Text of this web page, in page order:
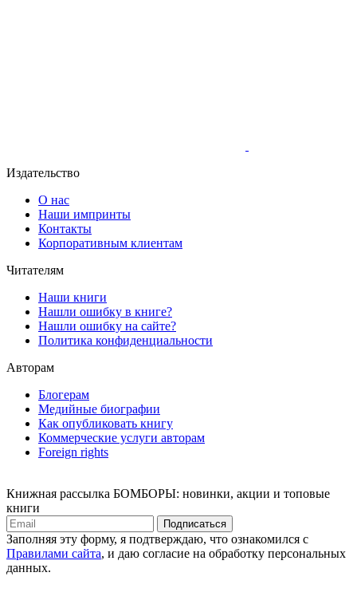
Издательство
О нас
Наши импринты
Контакты
Корпоративным клиентам
Читателям
Наши книги
Нашли ошибку в книге?
Нашли ошибку на сайте?
Политика конфиденциальности
Авторам
Блогерам
Медийные биографии
Как опубликовать книгу
Коммерческие услуги авторам
Foreign rights
Книжная рассылка БОМБОРЫ: новинки, акции и топовые
книги
Подписаться
Заполняя эту форму, я подтверждаю, что ознакомился с
Правилами сайта, и даю согласие на обработку персональных
данных.